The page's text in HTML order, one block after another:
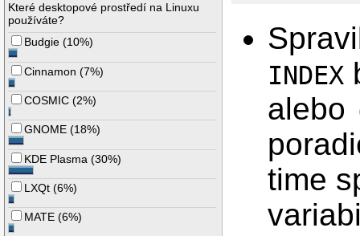
Které desktopové prostředí na Linuxu
používáte?
Budgie (10%)
Cinnamon (7%)
COSMIC (2%)
GNOME (18%)
KDE Plasma (30%)
LXQt (6%)
MATE (6%)
INDEX
alebo
time